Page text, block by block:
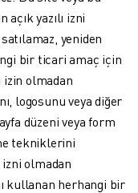
yazılı izni
yeniden
bir ticari amaç için
izin olmadan
logosunu veya diğer
düzeni veya form
tekniklerini
izni olmadan
kullanan herhangi bir